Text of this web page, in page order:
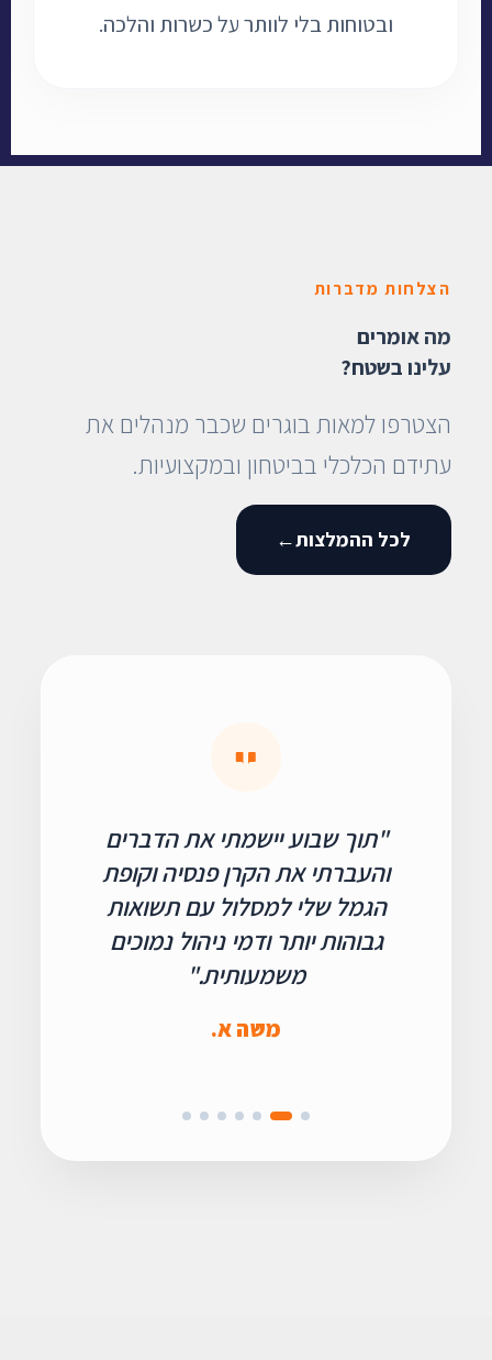
ובטוחות בלי לוותר על כשרות והלכה.
הצלחות מדברות
מה אומרים
עלינו בשטח?
הצטרפו למאות בוגרים שכבר מנהלים את
עתידם הכלכלי בביטחון ובמקצועיות.
לכל ההמלצות←
"תוך שבוע יישמתי את הדברים
והעברתי את הקרן פנסיה וקופת
הגמל שלי למסלול עם תשואות
גבוהות יותר ודמי ניהול נמוכים
משמעותית."
משה א.